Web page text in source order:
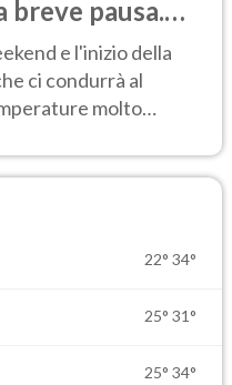
breve pausa.
e l'inizio della
ci condurrà al
molto
22° 34°
25° 31°
25° 34°